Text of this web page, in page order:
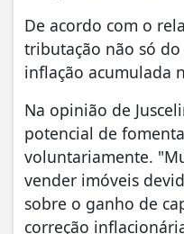
De acordo com o
tributação não só
inflação acumulada
Na opinião de
potencial de
voluntariamente.
vender imóveis
sobre o ganho de
correção